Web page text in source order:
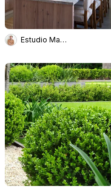
Estudio Magrane